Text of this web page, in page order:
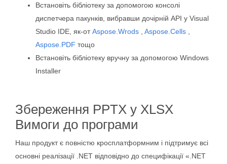
Встановіть бібліотеку за допомогою консолі
диспетчера пакунків, вибравши дочірній API у Visual
Studio IDE, як-отAspose.Wrods Aspose.Cells
Aspose.PDF тощо
Встановіть бібліотеку вручну за допомогою Windows
Installer
Збереження PPTX у XLSX
Вимоги до програми
Наш продукт є повністю кросплатформним і підтримує всі
основні реалізації .NET відповідно до специфікації «.NET